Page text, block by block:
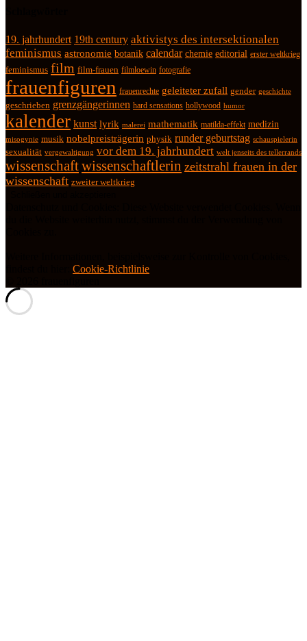
19. jahrhundert 19th century aktivistys des intersektionalen
feminismus astronomie botanik calendar chemie editorial erster weltkrieg
feminismus film film-frauen filmloewin fotografie
frauenfiguren frauenrechte geleiteter zufall gender geschichte
geschrieben grenzgängerinnen hard sensations hollywood humor
kalender kunst lyrik malerei mathematik matilda-effekt medizin
misogynie musik nobelpreisträgerin physik runder geburtstag schauspielerin
sexualität vergewaltigung vor dem 19. jahrhundert welt jenseits des tellerrands
wissenschaftwissenschaftlerin zeitstrahl frauen in der
wissenschaft zweiter weltkrieg
Cookie-Richtlinie